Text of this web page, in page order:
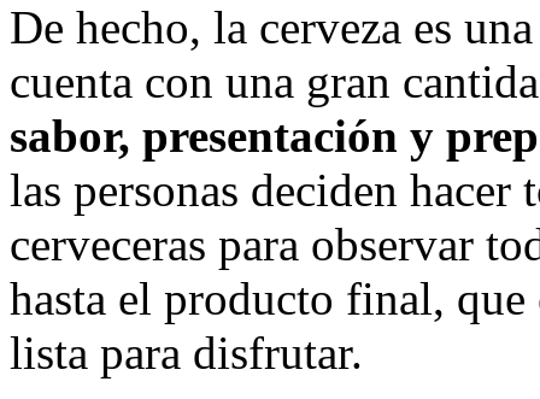
De hecho, la cerveza es
cuenta con una gran
sabor, presentación y
las personas deciden
cerveceras para observar
hasta el producto final,
lista para disfrutar.